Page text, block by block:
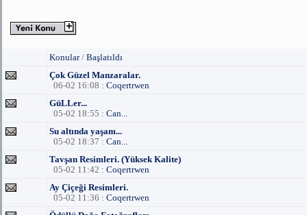
Konular/ Başlatıldı
Çok Güzel Manzaralar.
06-02 16:08 : Coqertrwen
GüLLer...
05-02 18:55 : Can...
Su altında yaşam...
05-02 18:37 : Can...
Tavşan Resimleri. (Yüksek Kalite)
05-02 11:42 : Coqertrwen
Ay Çiçeği Resimleri.
05-02 11:36 : Coqertrwen